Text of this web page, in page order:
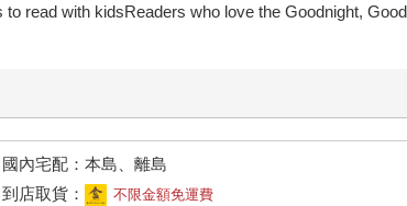
read with kidsReaders who love the Goodnight,
國內宅配：本島、離島
到店取貨：
不限金額免運費